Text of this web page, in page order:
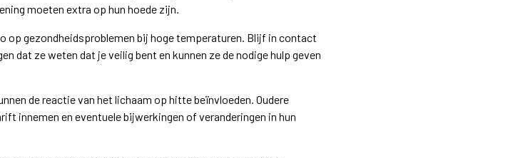
moeten extra op hun hoede zijn.
op gezondheidsproblemen bij hoge temperaturen. Blijf in contact
dat ze weten dat je veilig bent en kunnen ze de nodige hulp geven
de reactie van het lichaam op hitte beïnvloeden. Oudere
innemen en eventuele bijwerkingen of veranderingen in hun